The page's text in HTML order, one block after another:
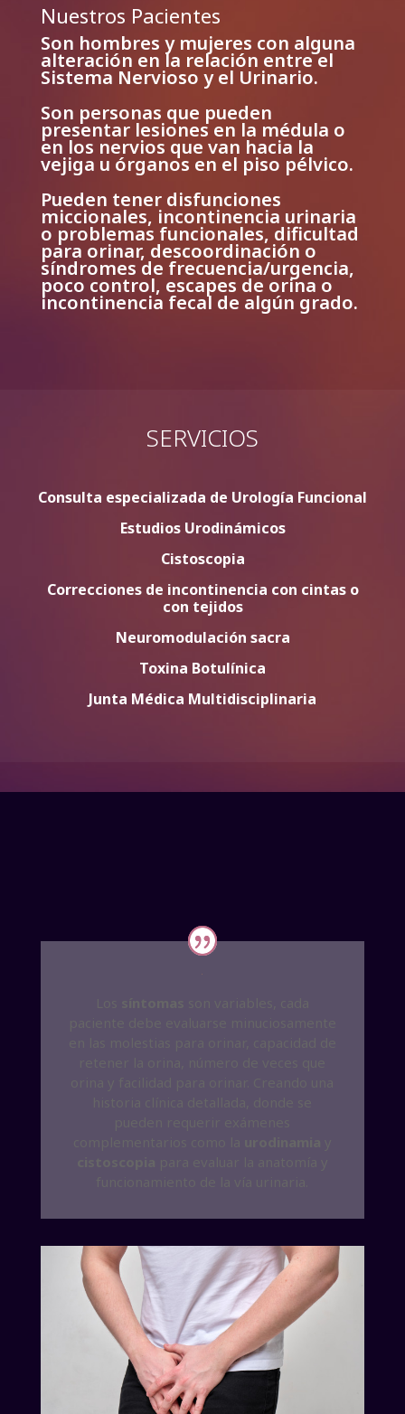
Nuestros Pacientes
Son hombres y mujeres con alguna
alteración en la relación entre el
Sistema Nervioso y el Urinario.
Son personas que pueden
presentar lesiones en la médula o
en los nervios que van hacia la
vejiga u órganos en el piso pélvico.
Pueden tener disfunciones
miccionales, incontinencia urinaria
o problemas funcionales, dificultad
para orinar, descoordinación o
síndromes de frecuencia/urgencia,
poco control, escapes de orina o
incontinencia fecal de algún grado.
SERVICIOS
Consulta especializada de Urología Funcional
Estudios Urodinámicos
Cistoscopia
Correcciones de incontinencia con cintas o
con tejidos
Neuromodulación sacra
Toxina Botulínica
Junta Médica Multidisciplinaria